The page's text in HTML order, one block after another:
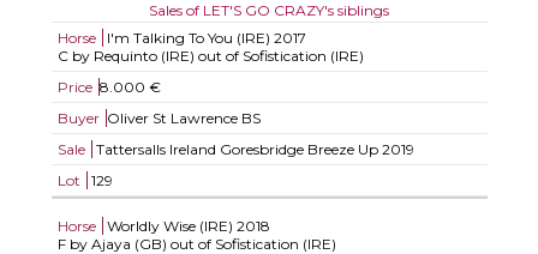
Sales of LET'S GO CRAZY's siblings
Horse
I'm Talking To You (IRE) 2017
C by Requinto (IRE) out of Sofistication (IRE)
Price 8.000 €
Buyer Oliver St Lawrence BS
Sale
Tattersalls Ireland Goresbridge Breeze Up 2019
Lot
129
Horse Worldly Wise (IRE) 2018
F by Ajaya (GB) out of Sofistication (IRE)